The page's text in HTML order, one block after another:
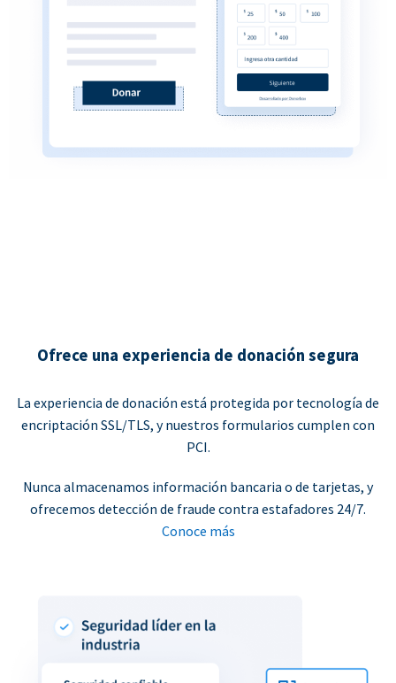
Ofrece una experiencia de donación segura
La experiencia de donación está protegida por tecnología de
encriptación SSL/TLS, y nuestros formularios cumplen con
PCI.
Nunca almacenamos información bancaria o de tarjetas, y
ofrecemos detección de fraude contra estafadores 24/7.
Conoce más